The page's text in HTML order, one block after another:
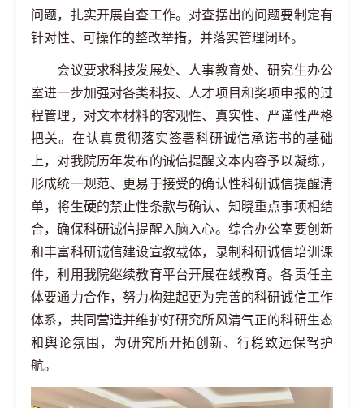
问题，扎实开展自查工作。对查摆出的问题要制定有
针对性、可操作的整改举措，并落实管理闭环。
会议要求科技发展处、人事教育处、研究生办公
室进一步加强对各类科技、人才项目和奖项申报的过
程管理，对文本材料的客观性、真实性、严谨性严格
把关。在认真贯彻落实签署科研诚信承诺书的基础
上，对我院历年发布的诚信提醒文本内容予以凝练，
形成统一规范、更易于接受的确认性科研诚信提醒清
单，将生硬的禁止性条款与确认、知晓重点事项相结
合，确保科研诚信提醒入脑入心。综合办公室要创新
和丰富科研诚信建设宣教载体，录制科研诚信培训课
件，利用我院继续教育平台开展在线教育。各责任主
体要通力合作，努力构建起更为完善的科研诚信工作
体系，共同营造并维护好研究所风清气正的科研生态
和舆论氛围，为研究所开拓创新、行稳致远保驾护
航。